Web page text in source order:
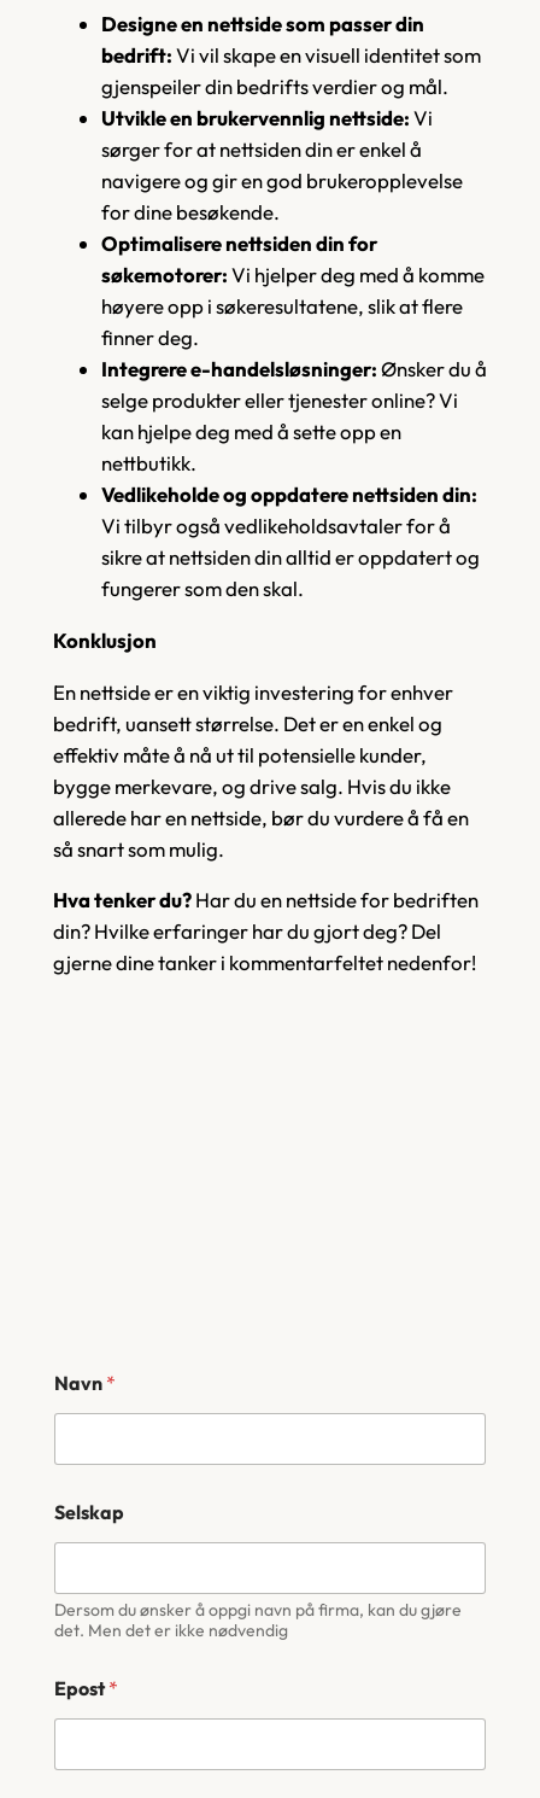
Designe en nettside som passer din
bedrift:Vi vil skape en visuell identitet som
gjenspeiler din bedrifts verdier og mål.
Utvikle en brukervennlig nettside:Vi
sørger for at nettsiden din er enkel å
navigere og gir en god brukeropplevelse
for dine besøkende.
Optimalisere nettsiden din for
søkemotorer:Vi hjelper deg med å komme
høyere opp i søkeresultatene, slik at flere
finner deg.
Integrere e-handelsløsninger:Ønsker du å
selge produkter eller tjenester online? Vi
kan hjelpe deg med å sette opp en
nettbutikk.
Vedlikeholde og oppdatere nettsiden din:
Vi tilbyr også vedlikeholdsavtaler for å
sikre at nettsiden din alltid er oppdatert og
fungerer som den skal.
Konklusjon
En nettside er en viktig investering for enhver
bedrift, uansett størrelse. Det er en enkel og
effektiv måte å nå ut til potensielle kunder,
bygge merkevare, og drive salg. Hvis du ikke
allerede har en nettside, bør du vurdere å få en
så snart som mulig.
Hva tenker du?Har du en nettside for bedriften
din? Hvilke erfaringer har du gjort deg? Del
gjerne dine tanker i kommentarfeltet nedenfor!
Navn *
Selskap
Dersom du ønsker å oppgi navn på firma, kan du gjøre
det. Men det er ikke nødvendig
Epost*